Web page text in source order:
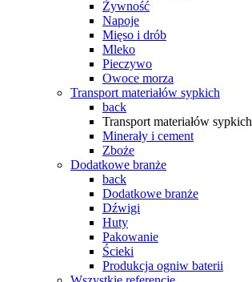
Żywność
Napoje
Mięso i drób
Mleko
Pieczywo
Owoce morza
Transport materiałów sypkich
back
Transport materiałów sypkich
Minerały i cement
Zboże
Dodatkowe branże
back
Dodatkowe branże
Dźwigi
Huty
Pakowanie
Ścieki
Produkcja ogniw baterii